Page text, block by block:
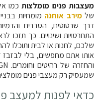
מעצבות פנים מומלצותכמו
שלמירב אוחנה מומחיות
דרך שרטוטים, הסברים
התחרטויות ושינויים. כך תזכו
שלכם, לחנות או לבית ותוכלו
אותו אתם מחפשים, בלי לבזבז
והחזרה של רהיטים וחומרים.
שמעסיק רק מעצבי פנים
כדאי לפנות למעצב